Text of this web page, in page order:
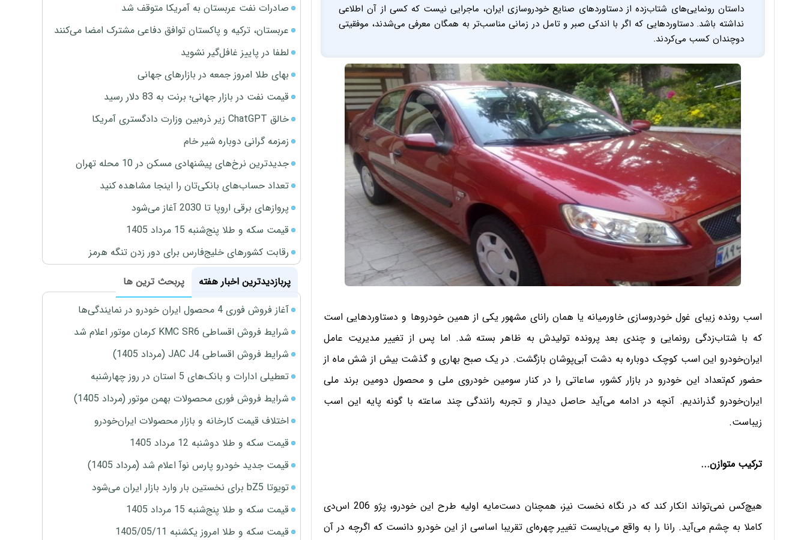
داستان رونمایی‌های شتاب‌زده از دستاوردهای صنایع خودروسازی ایران، ماجرایی نیست که کسی از آن اطلاعی
نداشته باشد. دستاوردهایی که اگر با اندکی صبر و تامل در زمانی مناسب‌تر به همگان معرفی می‌شدند، موفقیتی
دوچندان کسب می‌کردند.
اسب رونده زیبای غول خودروسازی خاورمیانه یا همان رانای مشهور یکی از همین خودروها و دستاوردهایی است
که با شتاب‌زدگی رونمایی و چندی بعد پرونده تولیدش به ظاهر بسته شد. اما پس از تغییر مدیریت عامل
ایران‌خودرو این اسب کوچک دوباره به دشت آبی‌پوشان بازگشت. در یک صبح بهاری و گذشت بیش از شش ماه از
حضور کم‌تعداد این خودرو در بازار کشور، ساعاتی را در کنار سومین خودروی ملی و محصول دومین برند ملی
ایران‌خودرو گذراندیم. آنچه در ادامه می‌آید حاصل دیدار و تجربه رانندگی چند ساعته با گونه پایه این اسب
زیباست.
ترکیب متوازن...
هیچ‌کس نمی‌تواند انکار کند که در نگاه نخست نیز، همچنان دست‌مایه اولیه طرح این خودرو، پژو 206 اس‌دی
کاملا به چشم می‌آید. رانا را به واقع می‌بایست تغییر چهره‌ای تقریبا اساسی از این خودرو دانست که اگرچه در آن
صادرات نفت عربستان به آمریکا متوقف شد
عربستان، ترکیه و پاکستان توافق دفاعی مشترک امضا می‌کنند
لطفا در پاییز غافل‌گیر نشوید
بهای طلا امروز جمعه در بازارهای جهانی
قیمت نفت در بازار جهانی؛ برنت به 83 دلار رسید
خالق ChatGPT زیر ذره‌بین وزارت دادگستری آمریکا
زمزمه گرانی دوباره شیر خام
جدیدترین نرخ‌های پیشنهادی مسکن در 10 محله تهران
تعداد حساب‌های بانکی‌تان را اینجا مشاهده کنید
پروازهای برقی اروپا تا 2030 آغاز می‌شود
قیمت سکه و طلا پنج‌شنبه 15 مرداد 1405
رقابت کشورهای خلیج‌فارس برای دور زدن تنگه هرمز
پربازدیدترین اخبار هفته
پربحث ترین ها
آغاز فروش فوری 4 محصول ایران خودرو در نمایندگی‌ها
شرایط فروش اقساطی KMC SR6 کرمان موتور اعلام شد
شرایط فروش اقساطی JAC J4 (مرداد 1405)
تعطیلی ادارات و بانک‌های 5 استان در روز چهارشنبه
شرایط فروش فوری محصولات بهمن موتور (مرداد 1405)
اختلاف قیمت کارخانه و بازار محصولات ایران‌خودرو
قیمت سکه و طلا دوشنبه 12 مرداد 1405
قیمت جدید خودرو پارس نوآ اعلام شد (مرداد 1405)
تویوتا bZ5 برای نخستین بار وارد بازار ایران می‌شود
قیمت سکه و طلا پنج‌شنبه 15 مرداد 1405
قیمت سکه و طلا امروز یکشنبه 1405/05/11